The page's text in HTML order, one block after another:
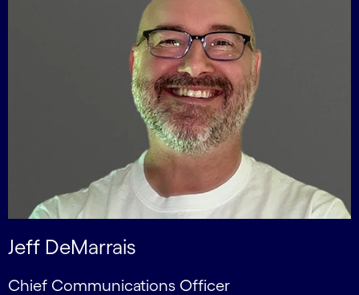
Jeff DeMarrais
Chief Communications Officer